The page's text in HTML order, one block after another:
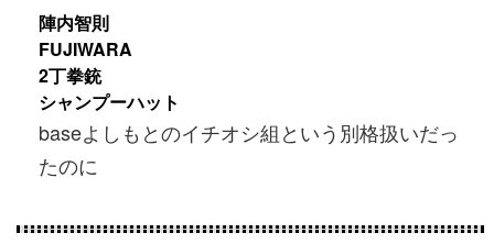
陣内智則
FUJIWARA
2丁拳銃
シャンプーハット
baseよしもとのイチオシ組という別格扱いだっ
たのに